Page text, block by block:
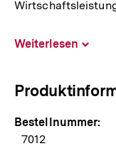
Weiterlesen
Bestellnummer:
7012